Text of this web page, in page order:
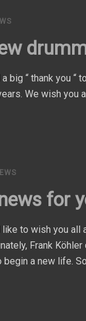
big “ thank you “
We wish you
for
to wish you all
Frank
a new life.